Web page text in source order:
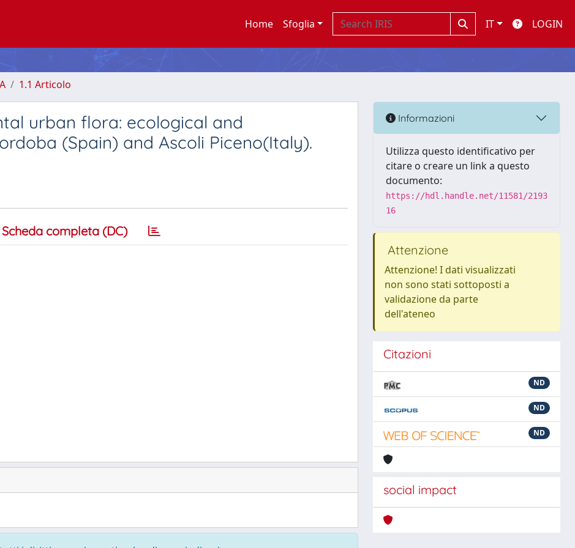
Home Sfoglia IT LOGIN
1.1 Articolo
urban flora: ecological and
(Spain) and Ascoli Piceno(Italy).
Scheda completa (DC)
Informazioni
Utilizza questo identificativo per
citare o creare un link a questo
documento:
https://hdl.handle.net/11581/2193
16
Attenzione
Attenzione! I dati visualizzati
non sono stati sottoposti a
validazione da parte
dell'ateneo
Citazioni
ND
ND
ND
social impact